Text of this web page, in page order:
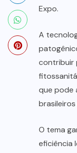
Expo.
A
contribuir
que pode
O tema
eficiência